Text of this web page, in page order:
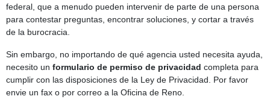
federal, que a menudo pueden intervenir de parte de una persona
para contestar preguntas, encontrar soluciones, y cortar a través
de la burocracia.
Sin embargo, no importando de qué agencia usted necesita ayuda,
necesito un formulario de permiso de privacidad completa para
cumplir con las disposiciones de la Ley de Privacidad. Por favor
envie un fax o por correo a la Oficina de Reno.